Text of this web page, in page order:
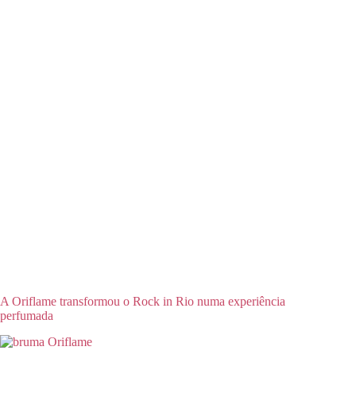
A Oriflame transformou o Rock in Rio numa experiência
perfumada